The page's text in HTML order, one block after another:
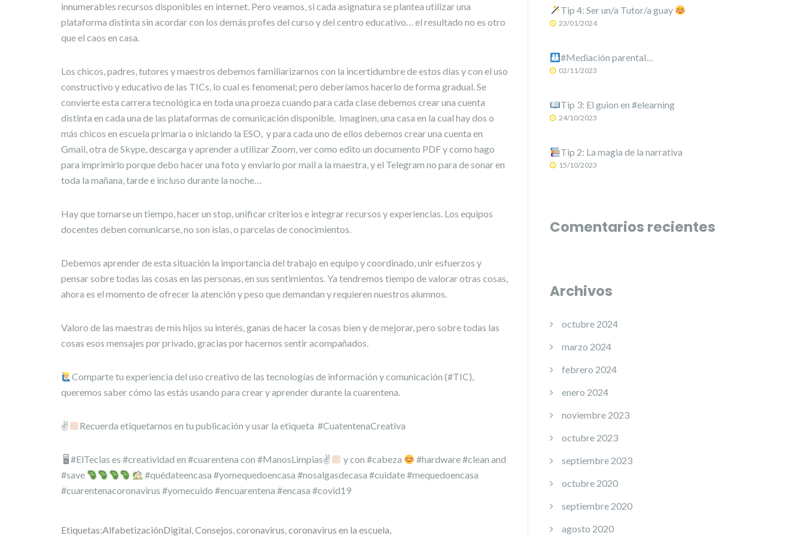
innumerables recursos disponibles en internet. Pero veamos, si cada asignatura se plantea utilizar una
plataforma distinta sin acordar con los demás profes del curso y del centro educativo… el resultado no es otro
que el caos en casa.
Los chicos, padres, tutores y maestros debemos familiarizarnos con la incertidumbre de estos días y con el uso
constructivo y educativo de las TICs, lo cual es fenomenal; pero deberíamos hacerlo de forma gradual. Se
convierte esta carrera tecnológica en toda una proeza cuando para cada clase debemos crear una cuenta
distinta en cada una de las plataformas de comunicación disponible. Imaginen, una casa en la cual hay dos o
más chicos en escuela primaria o iniciando la ESO, y para cada uno de ellos debemos crear una cuenta en
Gmail, otra de Skype, descarga y aprender a utilizar Zoom, ver como edito un documento PDF y como hago
para imprimirlo porque debo hacer una foto y enviarlo por mail a la maestra, y el Telegram no para de sonar en
toda la mañana, tarde e incluso durante la noche…
Hay que tomarse un tiempo, hacer un stop, unificar criterios e integrar recursos y experiencias. Los equipos
docentes deben comunicarse, no son islas, o parcelas de conocimientos.
Debemos aprender de esta situación la importancia del trabajo en equipo y coordinado, unir esfuerzos y
pensar sobre todas las cosas en las personas, en sus sentimientos. Ya tendremos tiempo de valorar otras cosas,
ahora es el momento de ofrecer la atención y peso que demandan y requieren nuestros alumnos.
Valoro de las maestras de mis hijos su interés, ganas de hacer la cosas bien y de mejorar, pero sobre todas las
cosas esos mensajes por privado, gracias por hacernos sentir acompañados.
Comparte tu experiencia del uso creativo de las tecnologías de información y comunicación (#TIC),
queremos saber cómo las estás usando para crear y aprender durante la cuarentena.
✌ Recuerda etiquetarnos en tu publicación y usar la etiqueta #CuatentenaCreativa
🖥 #ElTeclas es #creatividad en #cuarentena con #ManosLimpias✌ y con #cabeza
#hardware #clean and
#save
#quédateencasa #yomequedoencasa #nosalgasdecasa #cuidate #mequedoencasa
#cuarentenacoronavirus #yomecuido #encuarentena #encasa #covid19
Etiquetas:AlfabetizaciónDigital,Consejos,coronavirus,coronavirus en la escuela,
Tip 4: Ser un/a Tutor/a guay
23/01/2024
#Mediación parental…
02/11/2023
Tip 3: El guion en #elearning
24/10/2023
Tip 2: La magia de la narrativa
15/10/2023
Comentarios recientes
Archivos
octubre 2024
marzo 2024
febrero 2024
enero 2024
noviembre 2023
octubre 2023
septiembre 2023
octubre 2020
septiembre 2020
agosto 2020